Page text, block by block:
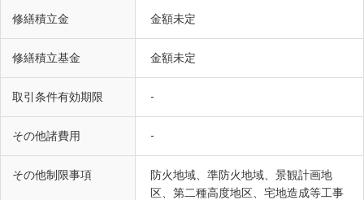
修繕積立金 金額未定
修繕積立基金 金額未定
取引条件有効期限 -
その他諸費用 -
その他制限事項
防火地域、準防火地域、景観計画地
区、第二種高度地区、宅地造成等工事